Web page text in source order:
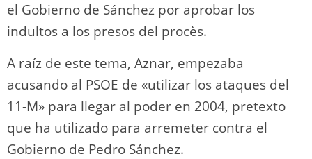
el Gobierno de Sánchez por aprobar los
indultos a los presos del procès.
A raíz de este tema, Aznar, empezaba
acusando al PSOE de «utilizar los ataques del
11-M» para llegar al poder en 2004, pretexto
que ha utilizado para arremeter contra el
Gobierno de Pedro Sánchez.